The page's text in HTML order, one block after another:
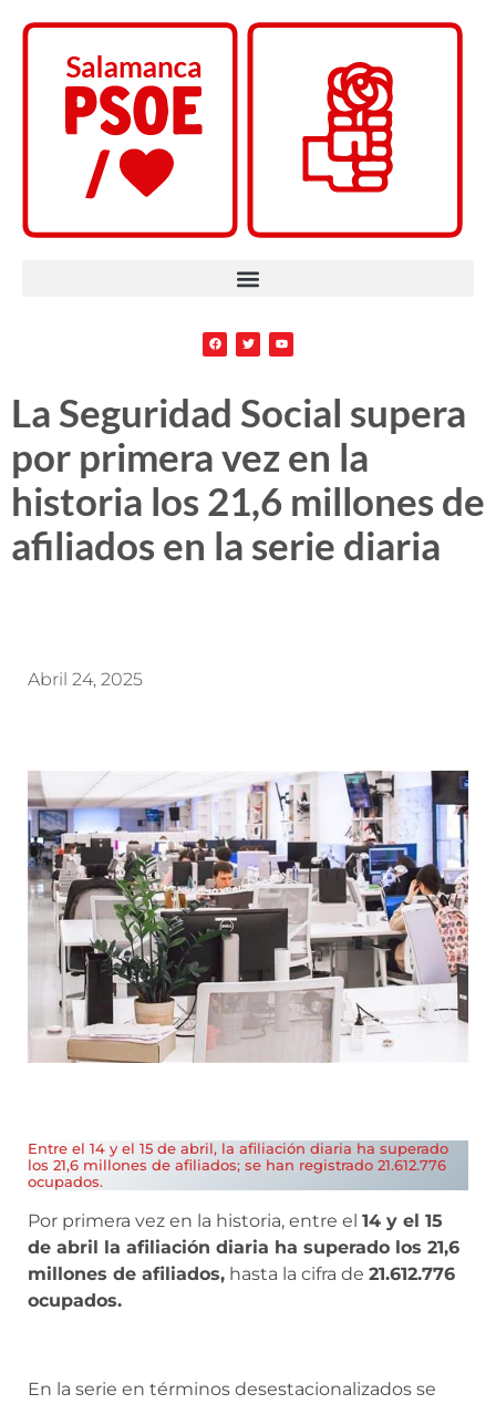
La Seguridad Social supera
por primera vez en la
historia los 21,6 millones de
afiliados en la serie diaria
Abril 24, 2025
Entre el 14 y el 15 de abril, la afiliación diaria ha superado
los 21,6 millones de afiliados; se han registrado 21.612.776
ocupados.
Por primera vez en la historia, entre el 14 y el 15
de abril la afiliación diaria ha superado los 21,6
millones de afiliados, hasta la cifra de 21.612.776
ocupados.
En la serie en términos desestacionalizados se